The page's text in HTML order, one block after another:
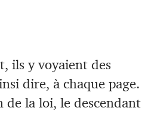
ils y voyaient des
dire, à chaque page.
de la loi, le descendant